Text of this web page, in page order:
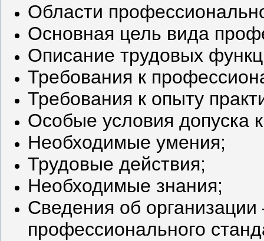
Области
Основная цель вида
Описание трудовых
Требования к
Требования к опыту
Особые условия допуска
Необходимые умения;
Трудовые действия;
Необходимые знания;
Сведения об организации
профессионального